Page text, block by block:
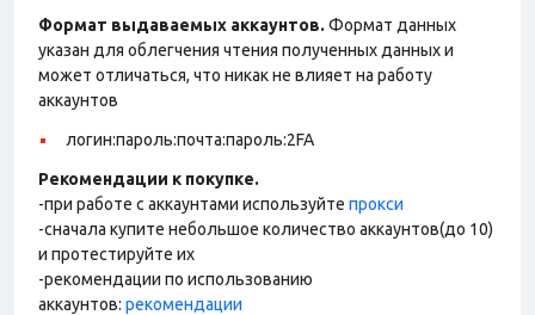
Формат выдаваемых аккаунтов. Формат данных
указан для облегчения чтения полученных данных и
может отличаться, что никак не влияет на работу
аккаунтов
логин:пароль:почта:пароль:2FA
Рекомендации к покупке.
-при работе с аккаунтами используйте прокси
-сначала купите небольшое количество аккаунтов(до 10)
и протестируйте их
-рекомендации по использованию
аккаунтов: рекомендации